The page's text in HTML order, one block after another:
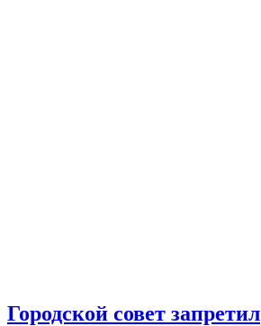
Городской совет запретил